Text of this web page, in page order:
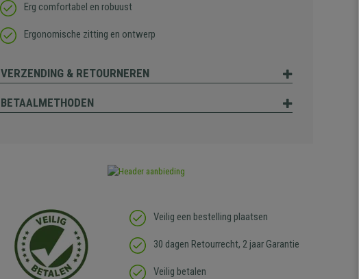
Erg comfortabel en robuust
Ergonomische zitting en ontwerp
VERZENDING & RETOURNEREN
BETAALMETHODEN
Veilig een bestelling plaatsen
30 dagen Retourrecht, 2 jaar Garantie
Veilig betalen